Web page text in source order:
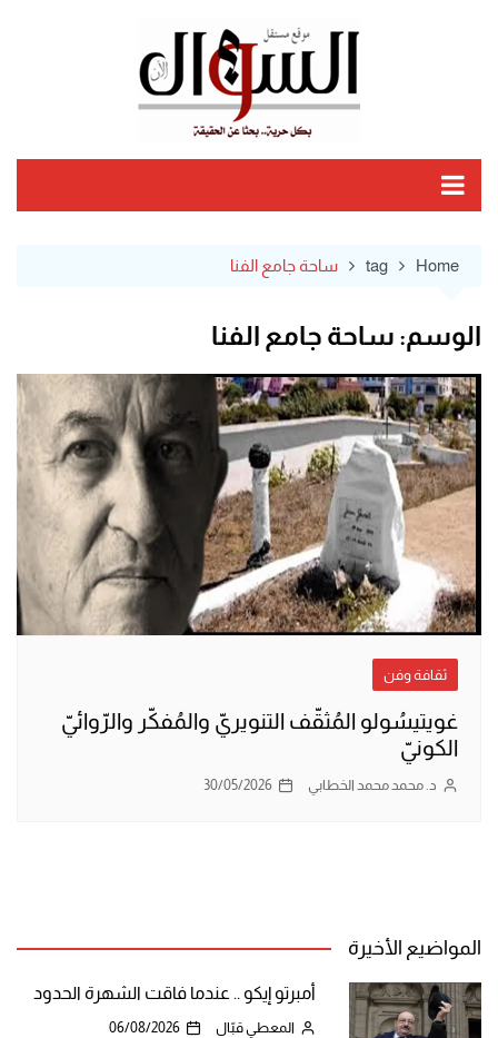
Home
tag ساحة جامع الفنا
الوسم: ساحة جامع الفنا
ثقافة وفن
غويتيسُولو المُثقّف التنويريّ والمُفكّر والرّوائيّ
الكونيّ
د. محمد محمد الخطابي 30/05/2026
المواضيع الأخيرة
أمبرتو إيكو .. عندما فاقت الشهرة الحدود
المعطي قبّال 06/08/2026